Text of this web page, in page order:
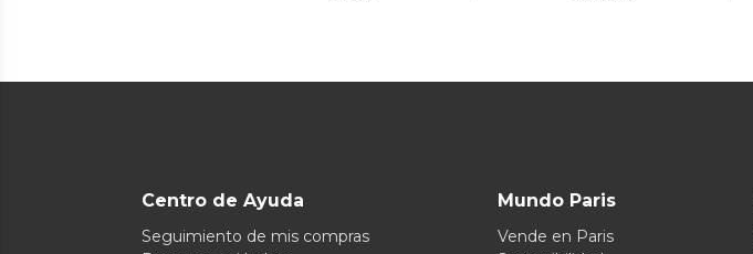
Centro de Ayuda
Seguimiento de mis compras
Mundo Paris
Vende en Paris